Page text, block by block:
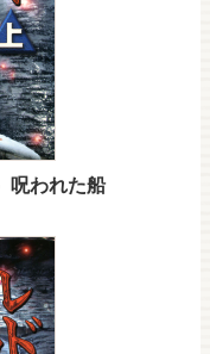
呪われた船